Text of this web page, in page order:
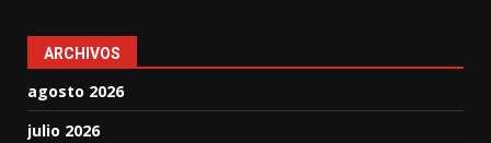
ARCHIVOS
agosto 2026
julio 2026